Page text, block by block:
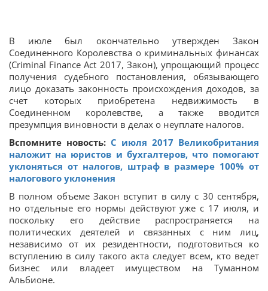
В июле был окончательно утвержден Закон
Соединенного Королевства о криминальных финансах
(Criminal Finance Act 2017, Закон), упрощающий процесс
получения судебного постановления, обязывающего
лицо доказать законность происхождения доходов, за
счет которых приобретена недвижимость в
Соединенном королевстве, а также вводится
презумпция виновности в делах о неуплате налогов.
Вспомните новость: С июля 2017 Великобритания
наложит на юристов и бухгалтеров, что помогают
уклоняться от налогов, штраф в размере 100% от
налогового уклонения
В полном объеме Закон вступит в силу с 30 сентября,
но отдельные его нормы действуют уже с 17 июля, и
поскольку его действие распространяется на
политических деятелей и связанных с ним лиц,
независимо от их резидентности, подготовиться ко
вступлению в силу такого акта следует всем, кто ведет
бизнес или владеет имуществом на Туманном
Альбионе.